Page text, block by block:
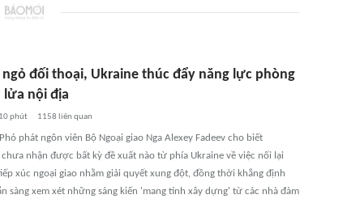
ngỏ đối thoại, Ukraine thúc đẩy năng lực phòng
lửa nội địa
phút 1158 liên quan
phát ngôn viên Bộ Ngoại giao Nga Alexey Fadeev cho biết
nhận được bất kỳ đề xuất nào từ phía Ukraine về việc nối lại
xúc ngoại giao nhằm giải quyết xung đột, đồng thời khẳng định
sàng xem xét những sáng kiến 'mang tính xây dựng' từ các nhà đàm